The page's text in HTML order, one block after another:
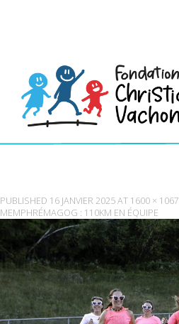
PUBLISHED 16 JANVIER 2025AT 1600 × 1067
MEMPHRÉMAGOG : 110KM EN ÉQUIPE